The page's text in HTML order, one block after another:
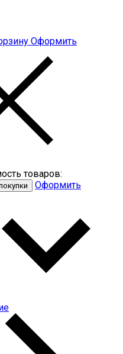
Оформить
товаров:
Оформить